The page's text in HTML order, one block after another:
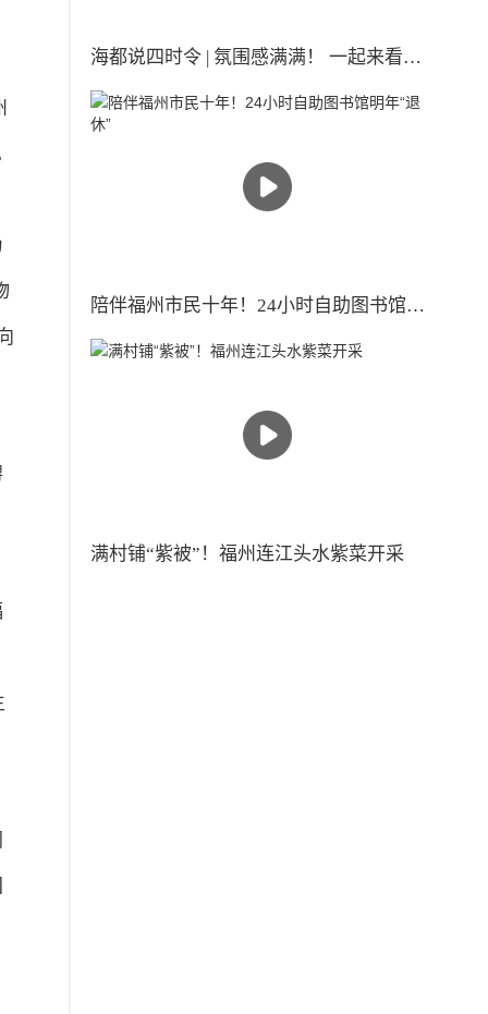
海都说四时令 | 氛围感满满！ 一起来看古人眼中的小雪时节
陪伴福州市民十年！24小时自助图书馆明年“退休”
满村铺“紫被”！福州连江头水紫菜开采